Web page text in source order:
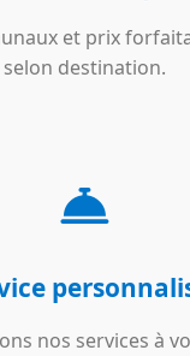
et prix
selon destination.
nos services à